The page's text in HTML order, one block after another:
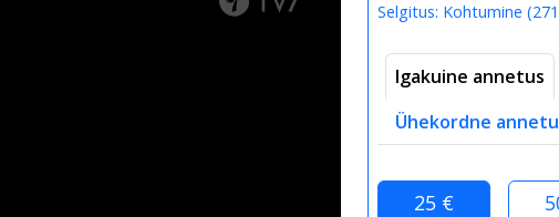
Selgitus: Kohtumine (
Igakuine annetus
Ühekordne
25 €